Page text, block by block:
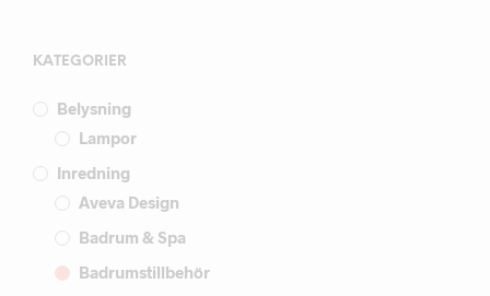
KATEGORIER
Belysning
Lampor
Inredning
Aveva Design
Badrum & Spa
Badrumstillbehör